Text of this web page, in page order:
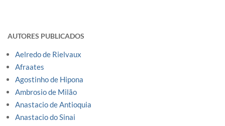
AUTORES PUBLICADOS
Aelredo de Rielvaux
Afraates
Agostinho de Hipona
Ambrosio de Milão
Anastacio de Antioquia
Anastacio do Sinai